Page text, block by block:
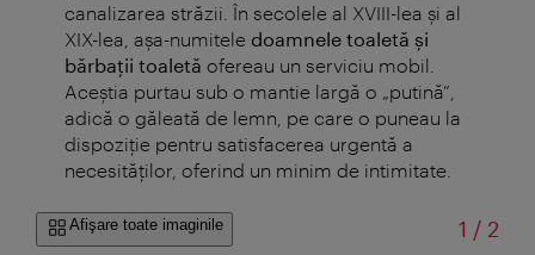
canalizarea străzii. În secolele al XVIII-lea și al
XIX-lea, așa-numitele doamnele toaletă și
bărbaţii toaletă ofereau un serviciu mobil.
Aceștia purtau sub o mantie largă o „putină”,
adică o găleată de lemn, pe care o puneau la
dispoziție pentru satisfacerea urgentă a
necesităților, oferind un minim de intimitate.
Afişare toate imaginile 1 /din
2